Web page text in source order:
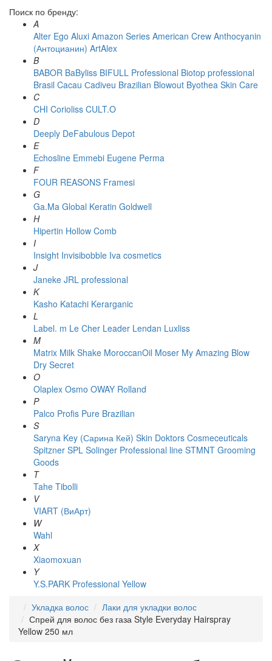
Поиск по бренду:
A
Alter Ego Aluxi Amazon Series American Crew Anthocyanin
(Антоцианин) ArtAlex
B
BABOR BaByliss BIFULL Professional Biotop professional
Brasil Cacau Сadiveu Brazilian Blowout Byothea Skin Care
C
CHI Corioliss CULT.O
D
Deeply DeFabulous Depot
E
Echosline Emmebi Eugene Perma
F
FOUR REASONS Framesi
G
Ga.Ma Global Keratin Goldwell
H
Hipertin Hollow Comb
I
Insight Invisibobble Iva cosmetics
J
Janeke JRL professional
K
Kasho Katachi Kerarganic
L
Label. m Le Cher Leader Lendan Luxliss
M
Matrix Milk Shake MoroccanOil Moser My Amazing Blow
Dry Secret
O
Olaplex Osmo OWAY Rolland
P
Palco Profis Pure Brazilian
S
Saryna Key (Сарина Кей) Skin Doktors Cosmeceuticals
Spitzner SPL Solinger Professional line STMNT Grooming
Goods
T
Tahe Tibolli
V
VIART (ВиАрт)
W
Wahl
X
Xiaomoxuan
Y
Y.S.PARK Professional Yellow
Укладка волос
Лаки для укладки волос
Спрей для волос без газа Style Everyday Hairspray
Yellow 250 мл